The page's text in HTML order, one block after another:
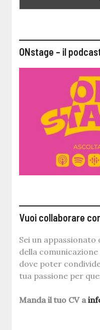
ONstage – il
Vuoi collaborare
Sei un
della
dove poter
tua passione per
Manda il tuo CV a